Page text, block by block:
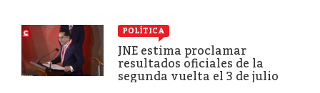
POLÍTICA
JNE estima proclamar
resultados oficiales de la
segunda vuelta el 3 de julio